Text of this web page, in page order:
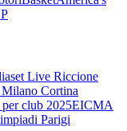
Live Riccione
Cortina
club 2025EICMA
Parigi